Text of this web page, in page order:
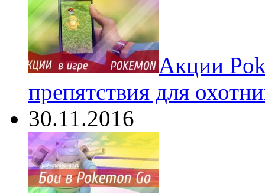
Акции
препятствия для
30.11.2016